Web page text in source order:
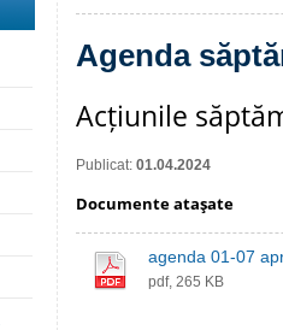
Agenda
Acțiunile
Publicat: 01.04.2024
Documente ataşate
agenda 01-07
pdf, 265 KB